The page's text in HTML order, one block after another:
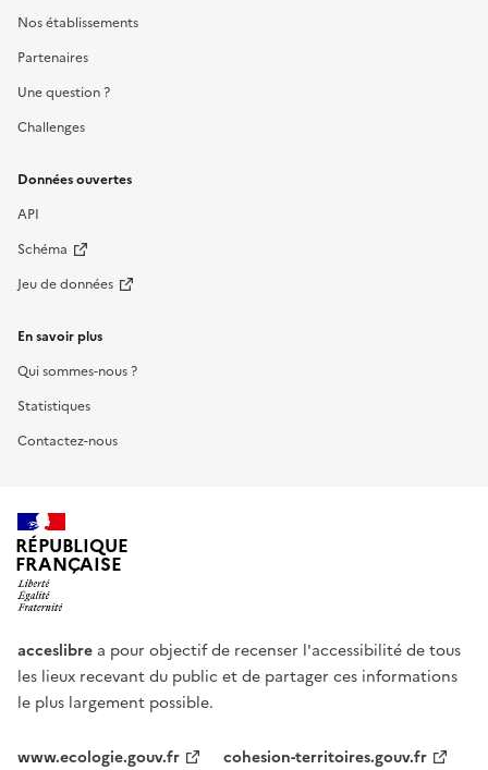
Nos établissements
Partenaires
Une question ?
Challenges
Données ouvertes
API
Schéma
Jeu de données
En savoir plus
Qui sommes-nous ?
Statistiques
Contactez-nous
RÉPUBLIQUE
FRANÇAISE
acceslibre a pour objectif de recenser l'accessibilité de tous
les lieux recevant du public et de partager ces informations
le plus largement possible.
www.ecologie.gouv.fr
cohesion-territoires.gouv.fr